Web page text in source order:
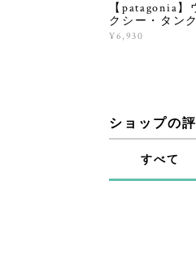
【patagonia
クシー・タン
¥6,930
ショップの
すべて